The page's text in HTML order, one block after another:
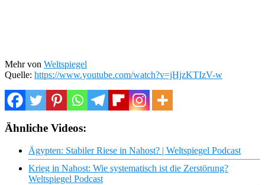
Mehr von Weltspiegel
Quelle: https://www.youtube.com/watch?v=jHjzKTIzV-w
Ähnliche Videos:
Ägypten: Stabiler Riese in Nahost? | Weltspiegel Podcast
Krieg in Nahost: Wie systematisch ist die Zerstörung?
Weltspiegel Podcast